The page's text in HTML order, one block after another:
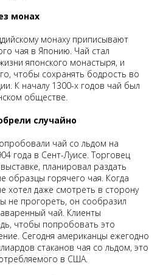
монах
монаху приписывают
чая в Японию. Чай стал
японского монастыря, и
чтобы сохранять бодрость во
К началу 1300-х годов чай ​​был
обществе.
случайно
чай со льдом на
года в Сент-Луисе. Торговец
планировал раздать
образцы горячего чая. Когда
хотел даже смотреть в сторону
не прогореть, он сообразил
чай. Клиенты
чтобы попробовать это
Сегодня американцы ежегодно
стаканов чая со льдом, это
в США.